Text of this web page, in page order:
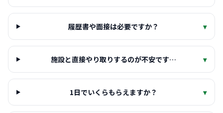
履歴書や面接は必要ですか？ ▾
施設と直接やり取りするのが不安です… ▾
1日でいくらもらえますか？ ▾